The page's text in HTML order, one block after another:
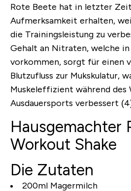
Rote Beete hat in letzter
Aufmerksamkeit erhalten,
die Trainingsleistung zu
Gehalt an Nitraten, welche
vorkommen, sorgt für einen
Blutzufluss zur Mukskulatur,
Muskeleffizient während des
Ausdauersports verbessert
Hausgemachter
Workout Shake
Die Zutaten
200ml Magermilch